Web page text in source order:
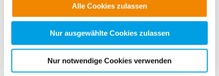
alle Cookie-Kategorien auswählen. Sie können mittels
nachfolgender Buttons über Ihre Einwilligung für diese
Zwecke entscheiden und Ihre erteilte Einwilligung stets
für die Zukunft widerrufen. Bitte beachten Sie: Ihre
Cookies, die erforderlich zur Bereitstellung der von Ihnen
Alle Cookies zulassen
Nur ausgewählte Cookies zulassen
Nur notwendige Cookies verwenden
schaffen es nicht allein, diese Probleme zu lösen
möchten ihre Lebenssituation verbessern
Mögliche Schwierigkeiten sind zum Beispiel: